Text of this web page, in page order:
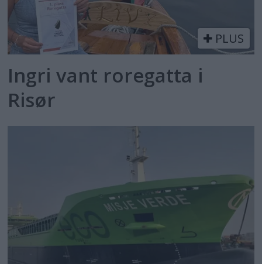
PLUS
Ingri vant roregatta i
Risør